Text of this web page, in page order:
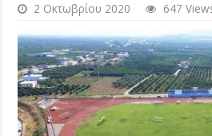
2 Οκτωβρίου 2020 647